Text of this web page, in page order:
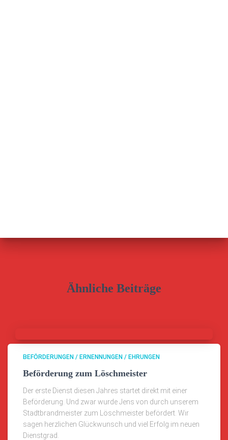
Ähnliche Beiträge
BEFÖRDERUNGEN / ERNENNUNGEN / EHRUNGEN
Beförderung zum Löschmeister
Der erste Dienst diesen Jahres startet direkt mit einer
Beförderung. Und zwar wurde Jens von durch unserem
Stadtbrandmeister zum Löschmeister befördert. Wir
sagen herzlichen Glückwunsch und viel Erfolg im neuen
Dienstgrad.